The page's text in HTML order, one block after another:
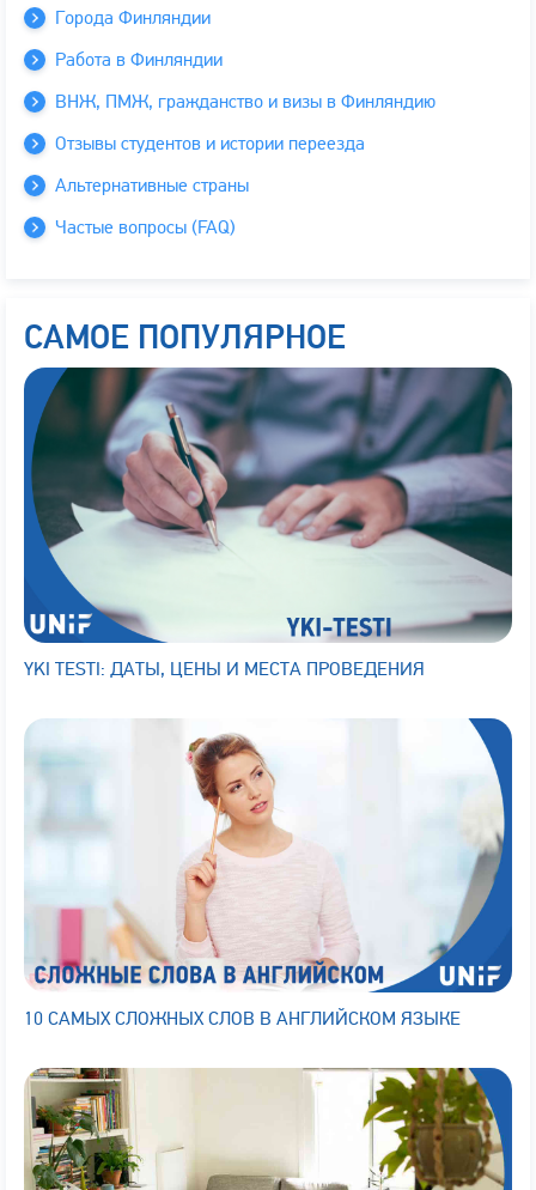
Города Финляндии
Работа в Финляндии
ВНЖ, ПМЖ, гражданство и визы в Финляндию
Отзывы студентов и истории переезда
Альтернативные страны
Частые вопросы (FAQ)
САМОЕ ПОПУЛЯРНОЕ
YKI TESTI: ДАТЫ, ЦЕНЫ И МЕСТА ПРОВЕДЕНИЯ
10 САМЫХ СЛОЖНЫХ СЛОВ В АНГЛИЙСКОМ ЯЗЫКЕ